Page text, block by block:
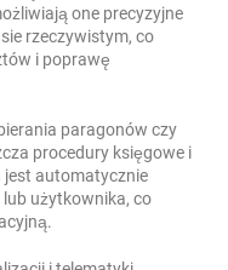
one precyzyjne
rzeczywistym, co
i poprawę
paragonów czy
procedury księgowe i
jest automatycznie
użytkownika, co